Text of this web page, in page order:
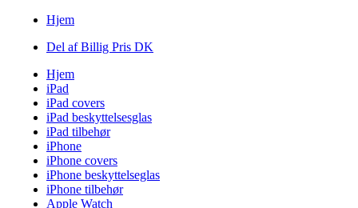
Hjem
Del af Billig Pris DK
Hjem
iPad
iPad covers
iPad beskyttelsesglas
iPad tilbehør
iPhone
iPhone covers
iPhone beskyttelseglas
iPhone tilbehør
Apple Watch